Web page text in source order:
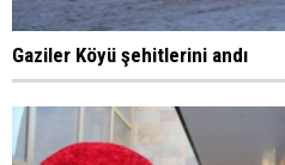
Gaziler Köyü şehitlerini andı